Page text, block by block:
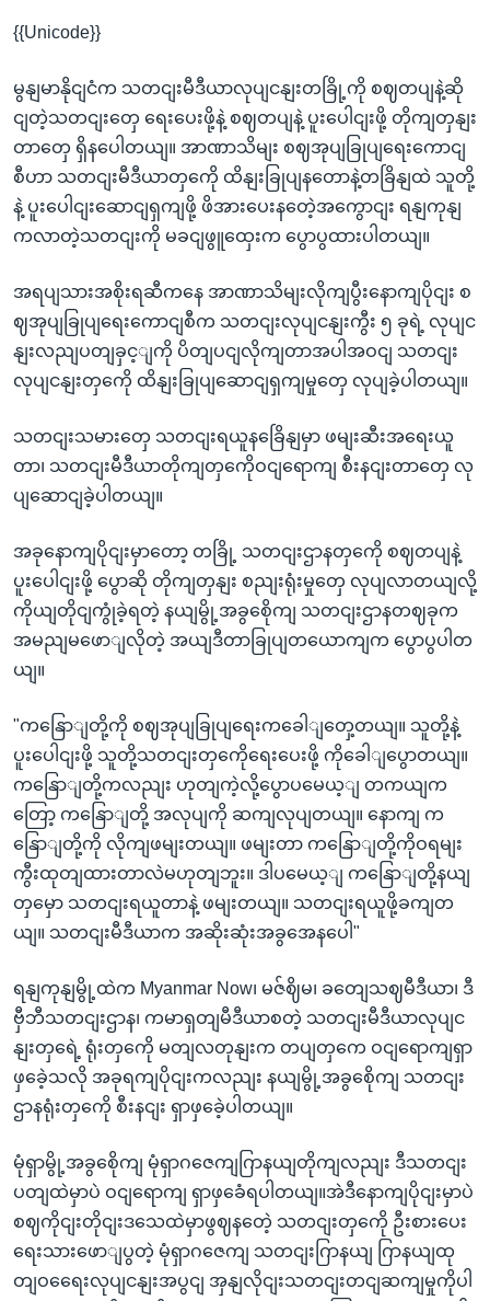
{{Unicode}}
မွနျမာနိုငျငံက သတငျးမီဒီယာလုပျငနျးတခြို့ကို စဈတပျနဲ့ဆို
ငျတဲ့သတငျးတှေ ရေးပေးဖို့နဲ့ စဈတပျနဲ့ ပူးပေါငျးဖို့ တိုကျတှနျး
တာတှေ ရှိနပေါတယျ။ အာဏာသိမျး စဈအုပျခြုပျရေးကောငျ
စီဟာ သတငျးမီဒီယာတှကေို ထိနျးခြုပျနတောနဲ့တခြိနျထဲ သူတို့
နဲ့ ပူးပေါငျးဆောငျရှကျဖို့ ဖိအားပေးနတေဲ့အကွောငျး ရနျကုနျ
ကလာတဲ့သတငျးကို မခငျဖွူထှေးက ပွောပွထားပါတယျ။
အရပျသားအစိုးရဆီကနေ အာဏာသိမျးလိုကျပွီးနောကျပိုငျး စ
ဈအုပျခြုပျရေးကောငျစီက သတငျးလုပျငနျးကွီး ၅ ခုရဲ့ လုပျင
နျးလညျပတျခှင့ျကို ပိတျပငျလိုကျတာအပါအဝငျ သတငျး
လုပျငနျးတှကေို ထိနျးခြုပျဆောငျရှကျမှုတှေ လုပျခဲ့ပါတယျ။
သတငျးသမားတှေ သတငျးရယူနခြေိနျမှာ ဖမျးဆီးအရေးယူ
တာ၊ သတငျးမီဒီယာတိုကျတှကေိုဝငျရောကျ စီးနငျးတာတှေ လု
ပျဆောငျခဲ့ပါတယျ။
အခုနောကျပိုငျးမှာတော့ တခြို့ သတငျးဌာနတှကေို စဈတပျနဲ့
ပူးပေါငျးဖို့ ပွောဆို တိုကျတှနျး စညျးရုံးမှုတှေ လုပျလာတယျလို့
ကိုယျတိုငျကွုံခဲ့ရတဲ့ နယျမွို့အခွစေိုကျ သတငျးဌာနတဈခုက
အမညျမဖောျလိုတဲ့ အယျဒီတာခြုပျတယောကျက ပွောပွပါတ
ယျ။
"ကနြောျတို့ကို စဈအုပျခြုပျရေးကခေါျတှေ့တယျ။ သူတို့နဲ့
ပူးပေါငျးဖို့ သူတို့သတငျးတှကေိုရေးပေးဖို့ ကိုခေါျပွောတယျ။
ကနြောျတို့ကလညျး ဟုတျကဲ့လို့ပွောပမေယ့ျ တကယျက
တြော့ ကနြောျတို့ အလုပျကို ဆကျလုပျတယျ။ နောကျ က
နြောျတို့ကို လိုကျဖမျးတယျ။ ဖမျးတာ ကနြောျတို့ကိုဝရမျး
ကွီးထုတျထားတာလဲမဟုတျဘူး။ ဒါပမေယ့ျ ကနြောျတို့နယျ
တှမှော သတငျးရယူတာနဲ့ ဖမျးတယျ။ သတငျးရယူဖို့ခကျတ
ယျ။ သတငျးမီဒီယာက အဆိုးဆုံးအခွအေနပေါ"
ရနျကုနျမွို့ထဲက Myanmar Now၊ မဇ်ဈိမ၊ ခတျေသဈမီဒီယာ၊ ဒီ
ဗှီဘီသတငျးဌာန၊ ကမာရှတျမီဒီယာစတဲ့ သတငျးမီဒီယာလုပျင
နျးတှရေဲ့ ရုံးတှကေို မတျလတုနျးက တပျတှကေ ဝငျရောကျရှာ
ဖှခေဲ့သလို အခုရကျပိုငျးကလညျး နယျမွို့အခွစေိုကျ သတငျး
ဌာနရုံးတှကေို စီးနငျး ရှာဖှခေဲ့ပါတယျ။
မုံရှာမွို့အခွစေိုကျ မုံရှာဂဇေကျဂြာနယျတိုကျလညျး ဒီသတငျး
ပတျထဲမှာပဲ ဝငျရောကျ ရှာဖှခေံရပါတယျ။အဲဒီနောကျပိုငျးမှာပဲ
စဈကိုငျးတိုငျးဒသေထဲမှာဖွဈနတေဲ့ သတငျးတှကေို ဦးစားပေး
ရေးသားဖောျပွတဲ့ မုံရှာဂဇေကျ သတငျးဂြာနယျ ဂြာနယျထု
တျဝရေေးလုပျငနျးအပွငျ အှနျလိုငျးသတငျးတငျဆကျမှုကိုပါ